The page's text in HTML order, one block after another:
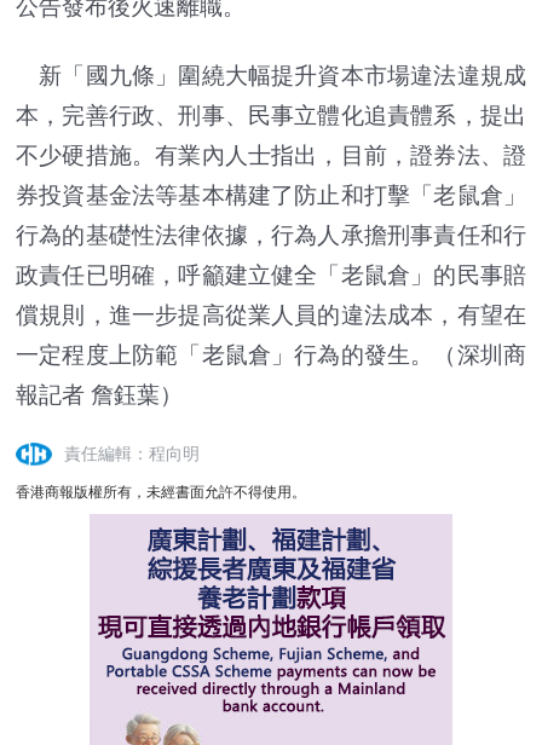
公告發布後火速離職。
新「國九條」圍繞大幅提升資本市場違法違規成
本，完善行政、刑事、民事立體化追責體系，提出
不少硬措施。有業內人士指出，目前，證券法、證
券投資基金法等基本構建了防止和打擊「老鼠倉」
行為的基礎性法律依據，行為人承擔刑事責任和行
政責任已明確，呼籲建立健全「老鼠倉」的民事賠
償規則，進一步提高從業人員的違法成本，有望在
一定程度上防範「老鼠倉」行為的發生。
（深圳商
報記者 詹鈺葉）
責任編輯：程向明
香港商報版權所有，未經書面允許不得使用。